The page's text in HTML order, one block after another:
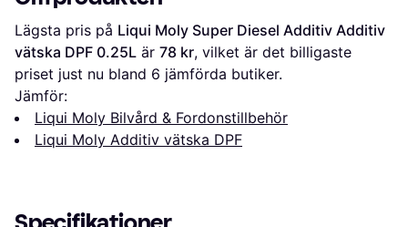
Lägsta pris på Liqui Moly Super Diesel Additiv Additiv
vätska DPF 0.25L är 78 kr, vilket är det billigaste
priset just nu bland 6 jämförda butiker.
Jämför:
Liqui Moly Bilvård & Fordonstillbehör
Liqui Moly Additiv vätska DPF